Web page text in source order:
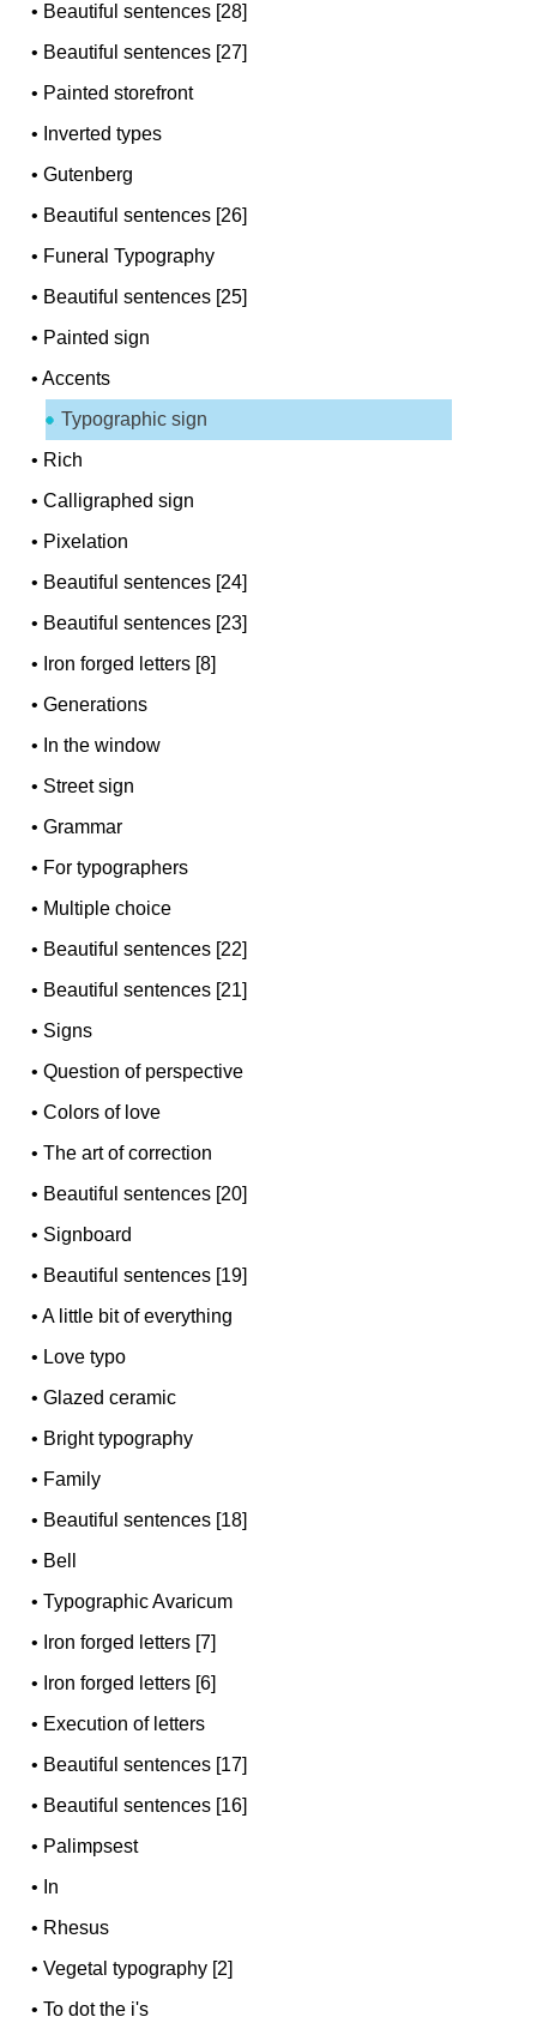
• Beautiful sentences [28]
• Beautiful sentences [27]
• Painted storefront
• Inverted types
•Gutenberg
• Beautiful sentences [26]
• Funeral Typography
• Beautiful sentences [25]
• Painted sign
•Accents
Typographic sign
• Rich
•Calligraphed sign
• Pixelation
• Beautiful sentences [24]
• Beautiful sentences [23]
• Iron forged letters [8]
•Generations
• In the window
• Street sign
•Grammar
• For typographers
• Multiple choice
• Beautiful sentences [22]
• Beautiful sentences [21]
• Signs
•Question of perspective
•Colors of love
•The art of correction
• Beautiful sentences [20]
• Signboard
• Beautiful sentences [19]
•A little bit of everything
• Love typo
•Glazed ceramic
• Bright typography
• Family
• Beautiful sentences [18]
• Bell
•Typographic Avaricum
• Iron forged letters [7]
• Iron forged letters [6]
• Execution of letters
• Beautiful sentences [17]
• Beautiful sentences [16]
• Palimpsest
• In
• Rhesus
•Vegetal typography [2]
•To dot the i's